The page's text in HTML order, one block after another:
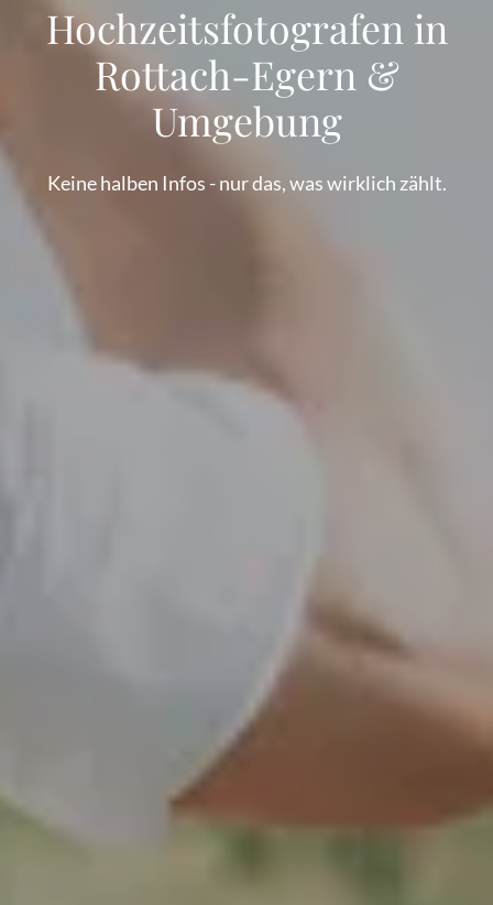
Hochzeitsfotografen in
Rottach-Egern &
Umgebung
Keine halben Infos - nur das, was wirklich zählt.